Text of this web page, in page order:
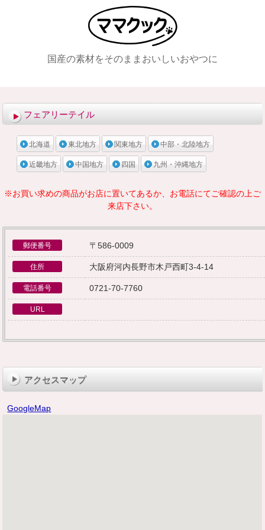
国産の素材をそのままおいしいおやつに
フェアリーテイル
北海道 東北地方 関東地方 中部・北陸地方
近畿地方 中国地方 四国 九州・沖縄地方
※お買い求めの商品がお店に置いてあるか、お電話にてご確認の上ご
来店下さい。
郵便番号 〒586-0009
住所 大阪府河内長野市木戸西町3-4-14
電話番号 0721-70-7760
URL
アクセスマップ
GoogleMap